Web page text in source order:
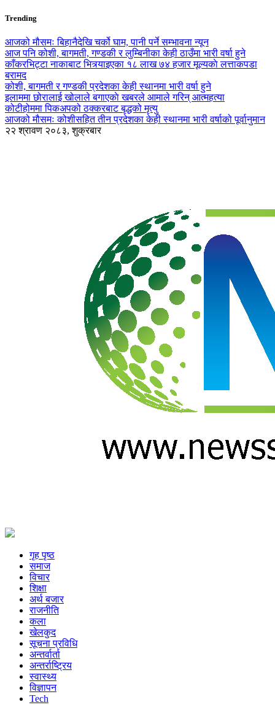
Trending
आजको मौसमः बिहानैदेखि चर्को घाम, पानी पर्ने सम्भावना न्यून
आज पनि कोशी, बागमती, गण्डकी र लुम्बिनीका केही ठाउँमा भारी वर्षा हुने
काँकरभिट्टा नाकाबाट भित्र्याइएका १८ लाख ७४ हजार मूल्यकाे लत्ताकपडा
बरामद
कोशी, बागमती र गण्डकी प्रदेशका केही स्थानमा भारी वर्षा हुने
इलाममा छोरालाई खोलाले बगाएकाे खबरले आमाले गरिन् आत्महत्या
कोटीहोममा पिकअपको ठक्करबाट बृद्धको मृत्यु
आजको मौसमः कोशीसहित तीन प्रदेशका केही स्थानमा भारी वर्षाको पूर्वानुमान
२२ श्रावण २०८३, शुक्रबार
गृह पृष्ठ
समाज
विचार
शिक्षा
अर्थ बजार
राजनीति
कला
खेलकुद
सूचना प्रविधि
अन्तर्वार्ता
अन्तर्राष्ट्रिय
स्वास्थ्य
विज्ञापन
Tech